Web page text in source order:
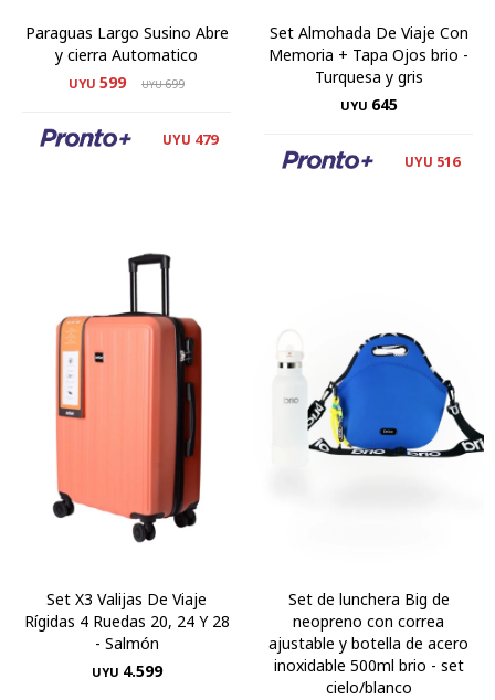
Paraguas Largo Susino Abre
y cierra Automatico
UYU 599 UYU699
UYU 479
Set Almohada De Viaje Con
Memoria + Tapa Ojos brio -
Turquesa y gris
UYU 645
UYU 516
Set X3 Valijas De Viaje
Rígidas 4 Ruedas 20, 24 Y 28
- Salmón
UYU 4.599
Set de lunchera Big de
neopreno con correa
ajustable y botella de acero
inoxidable 500ml brio - set
cielo/blanco